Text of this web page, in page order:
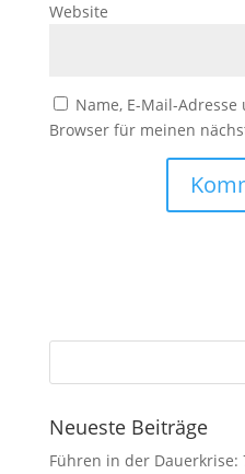
Website
Name, E-Mail-
Browser für meinen
Neueste Beiträge
Führen in der